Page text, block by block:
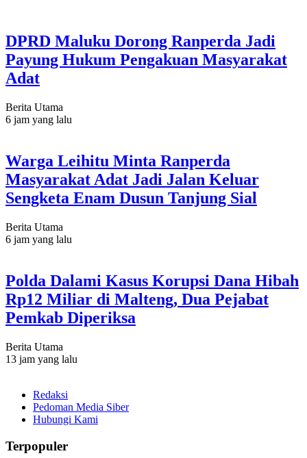
DPRD Maluku Dorong Ranperda Jadi
Payung Hukum Pengakuan Masyarakat
Adat
Berita Utama
6 jam yang lalu
Warga Leihitu Minta Ranperda
Masyarakat Adat Jadi Jalan Keluar
Sengketa Enam Dusun Tanjung Sial
Berita Utama
6 jam yang lalu
Polda Dalami Kasus Korupsi Dana Hibah
Rp12 Miliar di Malteng, Dua Pejabat
Pemkab Diperiksa
Berita Utama
13 jam yang lalu
Redaksi
Pedoman Media Siber
Hubungi Kami
Terpopuler